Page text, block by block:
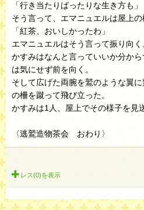
「行き当たりばったりな生き方も」
そう言って、エマニュエルは屋上の
「紅茶、おいしかったわ」
エマニュエルはそう言って振り向く
かすみはなんと言っていいか分か
は気にせず前を向く。
そして広げた両腕を鷲のような翼
の柵を蹴って飛び立った。
かすみは1人、屋上でその様子を見
〈逃鷲造物茶会 おわり〉
レス(0)を表示